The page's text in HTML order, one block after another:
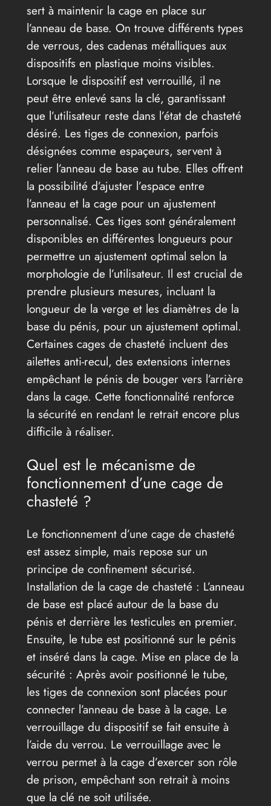
sert à maintenir la cage en place sur
l’anneau de base. On trouve différents types
de verrous, des cadenas métalliques aux
dispositifs en plastique moins visibles.
Lorsque le dispositif est verrouillé, il ne
peut être enlevé sans la clé, garantissant
que l’utilisateur reste dans l’état de chasteté
désiré. Les tiges de connexion, parfois
désignées comme espaçeurs, servent à
relier l’anneau de base au tube. Elles offrent
la possibilité d’ajuster l’espace entre
l’anneau et la cage pour un ajustement
personnalisé. Ces tiges sont généralement
disponibles en différentes longueurs pour
permettre un ajustement optimal selon la
morphologie de l’utilisateur. Il est crucial de
prendre plusieurs mesures, incluant la
longueur de la verge et les diamètres de la
base du pénis, pour un ajustement optimal.
Certaines cages de chasteté incluent des
ailettes anti-recul, des extensions internes
empêchant le pénis de bouger vers l’arrière
dans la cage. Cette fonctionnalité renforce
la sécurité en rendant le retrait encore plus
difficile à réaliser.
Quel est le mécanisme de
fonctionnement d’une cage de
chasteté ?
Le fonctionnement d’une cage de chasteté
est assez simple, mais repose sur un
principe de confinement sécurisé.
Installation de la cage de chasteté : L’anneau
de base est placé autour de la base du
pénis et derrière les testicules en premier.
Ensuite, le tube est positionné sur le pénis
et inséré dans la cage. Mise en place de la
sécurité : Après avoir positionné le tube,
les tiges de connexion sont placées pour
connecter l’anneau de base à la cage. Le
verrouillage du dispositif se fait ensuite à
l’aide du verrou. Le verrouillage avec le
verrou permet à la cage d’exercer son rôle
de prison, empêchant son retrait à moins
que la clé ne soit utilisée.